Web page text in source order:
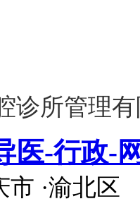
诊所管理
医-行政-
市 ·渝北区